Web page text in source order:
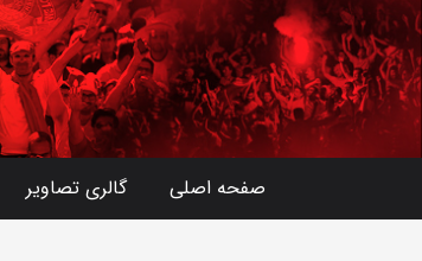
صفحه اصلی گالری تصاویر